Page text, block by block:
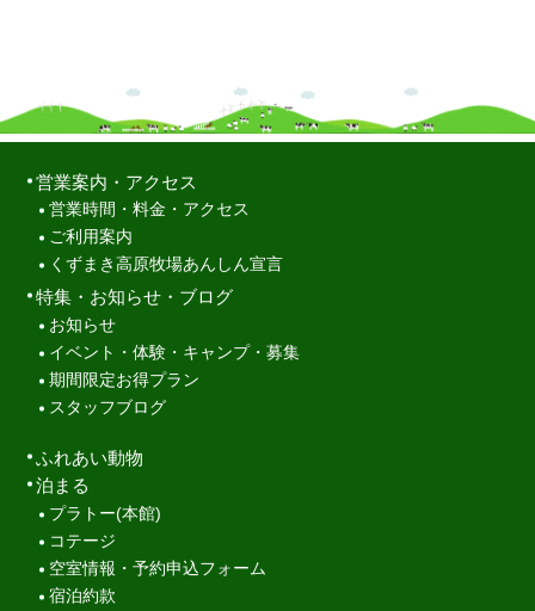
営業案内・アクセス
営業時間・料金・アクセス
ご利用案内
くずまき高原牧場あんしん宣言
特集・お知らせ・ブログ
お知らせ
イベント・体験・キャンプ・募集
期間限定お得プラン
スタッフブログ
ふれあい動物
泊まる
プラトー(本館)
コテージ
空室情報・予約申込フォーム
宿泊約款